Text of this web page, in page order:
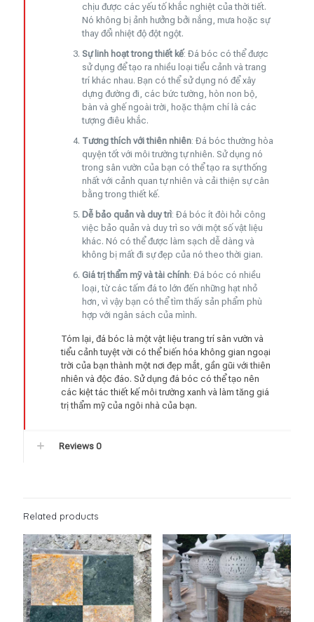
chịu được các yếu tố khắc nghiệt của thời tiết.
Nó không bị ảnh hưởng bởi nắng, mưa hoặc sự
thay đổi nhiệt độ đột ngột.
Sự linh hoạt trong thiết kế: Đá bóc có thể được
sử dụng để tạo ra nhiều loại tiểu cảnh và trang
trí khác nhau. Bạn có thể sử dụng nó để xây
dựng đường đi, các bức tường, hòn non bộ,
bàn và ghế ngoài trời, hoặc thậm chí là các
tượng điêu khắc.
Tương thích với thiên nhiên: Đá bóc thường hòa
quyện tốt với môi trường tự nhiên. Sử dụng nó
trong sân vườn của bạn có thể tạo ra sự thống
nhất với cảnh quan tự nhiên và cải thiện sự cân
bằng trong thiết kế.
Dễ bảo quản và duy trì: Đá bóc ít đòi hỏi công
việc bảo quản và duy trì so với một số vật liệu
khác. Nó có thể được làm sạch dễ dàng và
không bị mất đi sự đẹp của nó theo thời gian.
Giá trị thẩm mỹ và tài chính: Đá bóc có nhiều
loại, từ các tấm đá to lớn đến những hạt nhỏ
hơn, vì vậy bạn có thể tìm thấy sản phẩm phù
hợp với ngân sách của mình.
Tóm lại, đá bóc là một vật liệu trang trí sân vườn và
tiểu cảnh tuyệt vời có thể biến hóa không gian ngoại
trời của bạn thành một nơi đẹp mắt, gần gũi với thiên
nhiên và độc đáo. Sử dụng đá bóc có thể tạo nên
các kiệt tác thiết kế môi trường xanh và làm tăng giá
trị thẩm mỹ của ngôi nhà của bạn.
Reviews 0
Related products